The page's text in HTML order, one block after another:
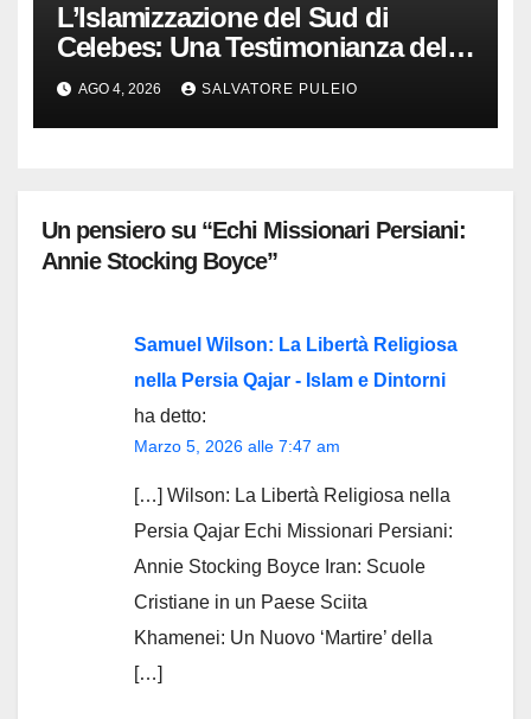
L’Islamizzazione del Sud di
Celebes: Una Testimonianza del
1840.
AGO 4, 2026 SALVATORE PULEIO
Un pensiero su “Echi Missionari Persiani:
Annie Stocking Boyce”
Samuel Wilson: La Libertà Religiosa
nella Persia Qajar - Islam e Dintorni
ha detto:
Marzo 5, 2026 alle 7:47 am
[…] Wilson: La Libertà Religiosa nella
Persia Qajar Echi Missionari Persiani:
Annie Stocking Boyce Iran: Scuole
Cristiane in un Paese Sciita
Khamenei: Un Nuovo ‘Martire’ della
[…]